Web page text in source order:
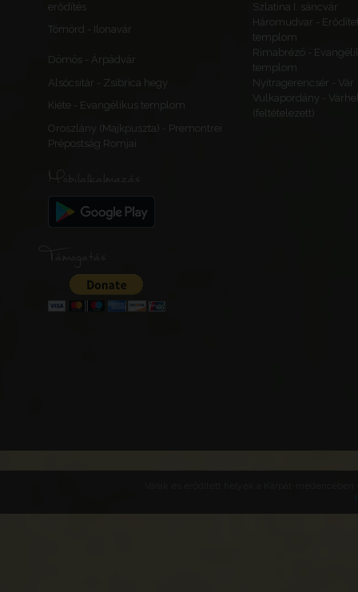
erődítés
Szlatina I. sáncvár
Tömörd - Ilonavár
Háromudvar -
templom
Dömös - Árpádvár
Rimabrézó -
templom
Alsócsitár - Zsibrica hegy
Nyitragerencsér - Vár
Kiéte - Evangélikus templom
Vulkapordány -
(feltételezett)
Oroszlány (Majkpuszta) - Premontrei
Prépostság Romjai
Mobilalkalmazás
Támogatás